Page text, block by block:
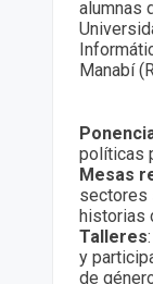
alumnas
Manabí
políticas
Mesas
sectores
historias
Talleres
y
de